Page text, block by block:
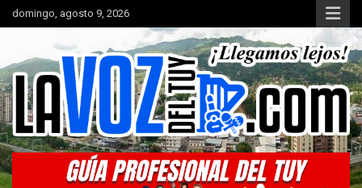
Saltar
al
domingo, agosto 9, 2026
La Voz del Tuy
Portal de noticias